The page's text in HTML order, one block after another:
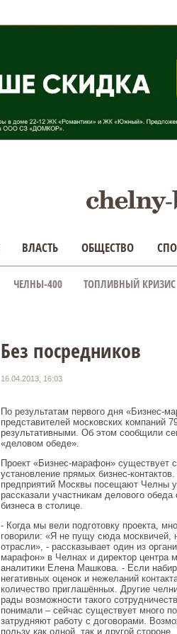
ВЛАСТЬ ОБЩЕСТВО
ЧЕЛНЫ-400 ТОПЛИВНЫЙ КРИЗИС
Без посредников
16.04.2013, 16:03
По результатам первого дня «Бизнес-
представителей московских компаний
результативными. Об этом сообщили
«деловом обеде».
Проект «Бизнес-марафон» существует
установление прямых бизнес-
предприятий Москвы посещают Челны
рассказали участникам делового
бизнеса в столице.
- Когда мы вели подготовку проекта,
говорили: «Я не пущу сюда москвичей,
отрасли», - рассказывает один из
марафон» в Челнах и директор центра
аналитики Елена Машкова. - Если
негативных оценок и нежеланий
количество приглашённых. Другие
рады возможности такого
понимали – сейчас существует много
затрудняют работу с договорами.
пользу как одной, так и другой стороне.